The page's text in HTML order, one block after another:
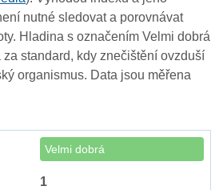
nutné sledovat a porovnávat
Hladina s označením Velmi dobrá
standard, kdy znečištění ovzduší
organismus. Data jsou měřena
Velmi dobrá
1